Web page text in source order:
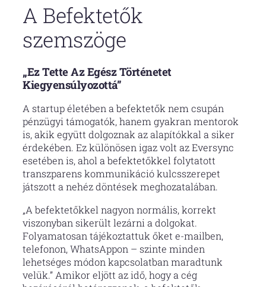
A Befektetők
szemszöge
„Ez Tette Az Egész Történetet
Kiegyensúlyozottá”
A startup életében a befektetők nem csupán
pénzügyi támogatók, hanem gyakran mentorok
is, akik együtt dolgoznak az alapítókkal a siker
érdekében. Ez különösen igaz volt az Eversync
esetében is, ahol a befektetőkkel folytatott
transzparens kommunikáció kulcsszerepet
játszott a nehéz döntések meghozatalában.
„A befektetőkkel nagyon normális, korrekt
viszonyban sikerült lezárni a dolgokat.
Folyamatosan tájékoztattuk őket e-mailben,
telefonon, WhatsAppon – szinte minden
lehetséges módon kapcsolatban maradtunk
velük.” Amikor eljött az idő, hogy a cég